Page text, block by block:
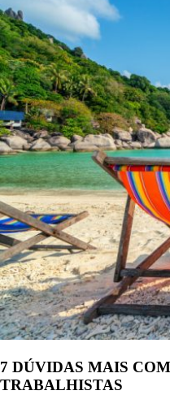
7 DÚVIDAS MAIS
TRABALHISTAS